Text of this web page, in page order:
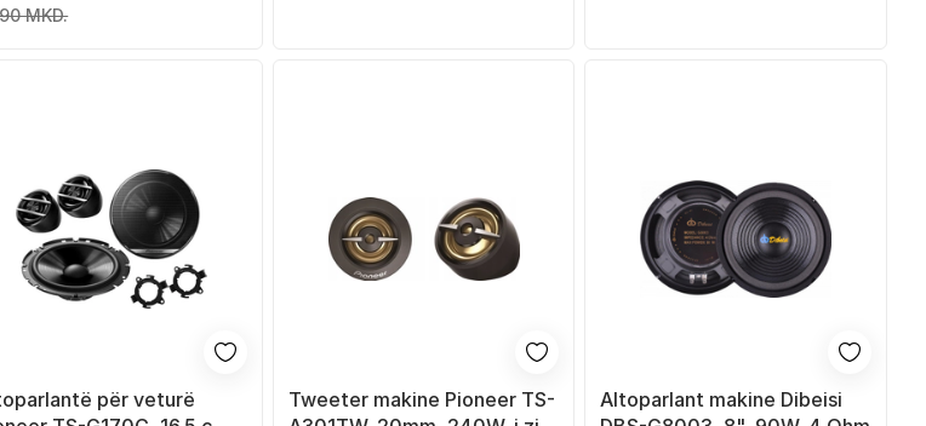
MKD.
për veturë
Tweeter makine Pioneer TS-
Altoparlant makine Dibeisi